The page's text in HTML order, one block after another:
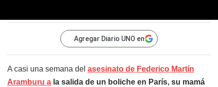
Agregar Diario UNO en
A casi una semana del asesinato de Federico Martín
Aramburu a la salida de un boliche en París, su mamá